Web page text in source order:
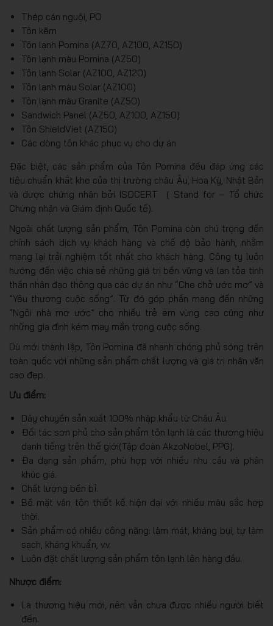
Thép cán nguội, PO
Tôn kẽm
Tôn lạnh Pomina (AZ70, AZ100, AZ150)
Tôn lạnh màu Pomina (AZ50)
Tôn lạnh Solar (AZ100, AZ120)
Tôn lạnh màu Solar (AZ100)
Tôn lạnh màu Granite (AZ50)
Sandwich Panel (AZ50, AZ100, AZ150)
Tôn ShieldViet (AZ150)
Các dòng tôn khác phục vụ cho dự án
Đặc biệt, các sản phẩm của Tôn Pomina đều đáp ứng các
tiêu chuẩn khắt khe của thị trường châu Âu, Hoa Kỳ, Nhật Bản
và được chứng nhận bởi ISOCERT ( Stand for – Tổ chức
Chứng nhận và Giám định Quốc tế).
Ngoài chất lượng sản phẩm, Tôn Pomina còn chú trọng đến
chính sách dịch vụ khách hàng và chế độ bảo hành, nhằm
mang lại trải nghiệm tốt nhất cho khách hàng. Công ty luôn
hướng đến việc chia sẻ những giá trị bền vững và lan tỏa tinh
thần nhân đạo thông qua các dự án như “Che chở ước mơ” và
“Yêu thương cuộc sống”. Từ đó góp phần mang đến những
“Ngôi nhà mơ ước” cho nhiều trẻ em vùng cao cũng như
những gia đình kém may mắn trong cuộc sống.
Dù mới thành lập, Tôn Pomina đã nhanh chóng phủ sóng trên
toàn quốc với những sản phẩm chất lượng và giá trị nhân văn
cao đẹp.
Ưu điểm:
Dây chuyền sản xuất 100% nhập khẩu từ Châu Âu.
Đối tác sơn phủ cho sản phẩm tôn lạnh là các thương hiệu
danh tiếng trên thế giới(Tập đoàn AkzoNobel, PPG).
Đa dạng sản phẩm, phù hợp với nhiều nhu cầu và phân
khúc giá.
Chất lượng bền bỉ.
Bề mặt vân tôn thiết kế hiện đại với nhiều màu sắc hợp
thời.
Sản phẩm có nhiều công năng: làm mát, kháng bụi, tự làm
sạch, kháng khuẩn, v.v.
Luôn đặt chất lượng sản phẩm tôn lạnh lên hàng đầu.
Nhược điểm:
Là thương hiệu mới, nên vẫn chưa được nhiều người biết
đến.